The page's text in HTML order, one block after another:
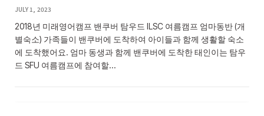
JULY 1, 2023
2018년 미래영어캠프 밴쿠버 탐우드 ILSC 여름캠프 엄마동반 (개
별숙소) 가족들이 밴쿠버에 도착하여 아이들과 함께 생활할 숙소
에 도착했어요. 엄마 동생과 함께 밴쿠버에 도착한 태인이는 탐우
드 SFU 여름캠프에 참여할…